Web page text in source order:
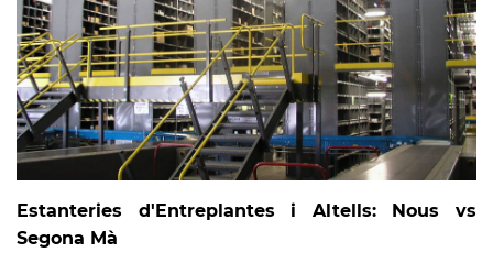
Estanteries d'Entreplantes i Altells: Nous vs
Segona Mà